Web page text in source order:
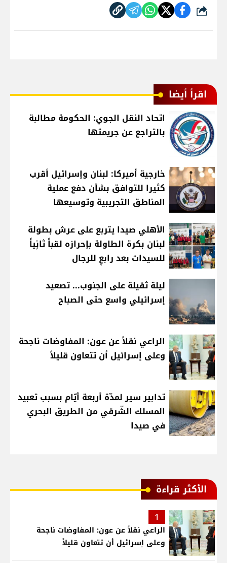
شارك
اقرأ أيضا
اتحاد النقل الجوي: الحكومة مطالبة
بالتراجع عن جريمتها
خارجية أميركا: لبنان وإسرائيل أقرب
كثيرا للتوافق بشأن دفع عملية
المناطق التجريبية وتوسيعها
الأهلي صيدا يتربع على عرش بطولة
لبنان بكرة الطاولة بإحرازه لقباً ثانٍياً
للسيدات بعد رابعٍ للرجال
ليلة ثقيلة على الجنوب... تصعيد
إسرائيلي واسع حتى الصباح
الراعي نقلاً عن عون: المفاوضات ناجحة
وعلى إسرائيل أن تتعاون قليلاً
تدابير سير لمدّة أربعة أيّام بسبب تعبيد
المسلك الشّرقي من الطريق البحري
في صيدا
الأكثر قراءة
1
الراعي نقلاً عن عون: المفاوضات ناجحة
وعلى إسرائيل أن تتعاون قليلاً